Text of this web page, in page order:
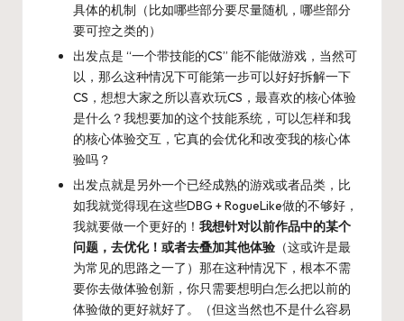
具体的机制（比如哪些部分要尽量随机，哪些部分
要可控之类的）
出发点是 “一个带技能的CS” 能不能做游戏，当然可
以，那么这种情况下可能第一步可以好好拆解一下
CS，想想大家之所以喜欢玩CS，最喜欢的核心体验
是什么？我想要加的这个技能系统，可以怎样和我
的核心体验交互，它真的会优化和改变我的核心体
验吗？
出发点就是另外一个已经成熟的游戏或者品类，比
如我就觉得现在这些DBG + RogueLike做的不够好，
我就要做一个更好的！ 我想针对以前作品中的某个
问题，去优化！或者去叠加其他体验 （这或许是最
为常见的思路之一了）那在这种情况下，根本不需
要你去做体验创新，你只需要想明白怎么把以前的
体验做的更好就好了。（但这当然也不是什么容易